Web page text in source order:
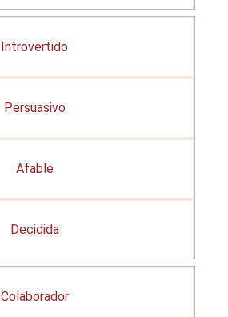
Introvertido
Persuasivo
Afable
Decidida
Colaborador